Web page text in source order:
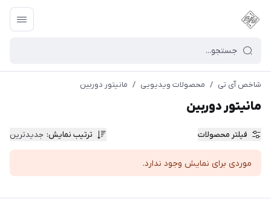
شاخص آی تی / محصولات ویدیویی / مانیتور دوربین
مانیتور دوربین
فیلتر محصولات ترتیب نمایش: جدیدترین
موردی برای نمایش وجود ندارد.